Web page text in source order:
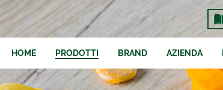
HOME PRODOTTI BRAND AZIENDA